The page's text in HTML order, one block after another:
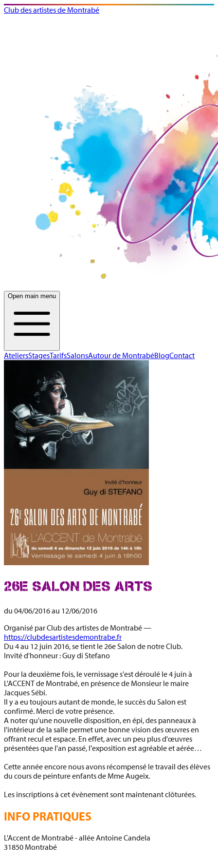
Club des artistes de Montrabé
Open main menu
AteliersStagesTarifsSalonsAutour de MontrabéBlogContact
26E SALON DES ARTS
du 04/06/2016au 12/06/2016
Organisé parClub des artistes de Montrabé—
https://clubdesartistesdemontrabe.fr
Du 4 au 12 juin 2016, se tient le 26e Salon de notre Club.
Invité d'honneur :Guy di Stefano
Pour la deuxième fois, le vernissage s'est déroulé le 4 juin à
L'ACCENT de Montrabé, en présence de Monsieur le maire
Jacques Sébi.
Il y a eu toujours autant de monde, le succès du Salon est
confirmé. Merci de votre présence.
A noter qu'une nouvelle disposition, en épi, des panneaux à
l'intérieur de la salle permet une bonne vision des œuvres en
offrant recul et espace. En effet, avec un peu plus d'œuvres
présentées que l'an passé, l'exposition est agréable et aérée…
Cette année encore nous avons récompensé le travail des élèves
du cours de peinture enfants de Mme Augeix.
Les inscriptions à cet évènement sont maintenant clôturées.
INFO PRATIQUES
L'Accent de Montrabé-allée Antoine Candela
31850 Montrabé